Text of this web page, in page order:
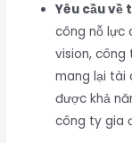
Yêu cầu về
công nỗ lực
vision, công
mang lại tài
được khả
công ty gia